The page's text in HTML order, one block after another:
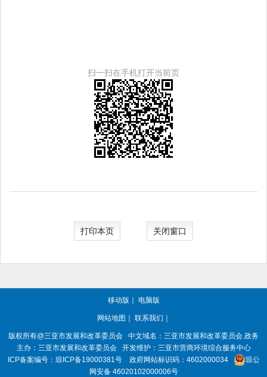
扫一扫在手机打开当前页
打印本页 关闭窗口
移动版 ｜ 电脑版
网站地图 ｜ 联系我们 ｜
版权所有@三亚市发展和改革委员会
中文域名：三亚市发展和改革委员会.政务
主办：三亚市发展和改革委员会
开发维护：三亚市营商环境综合服务中心
ICP备案编号： 琼ICP备19000381号 政府网站标识码： 4602000034
琼公
网安备 46020102000006号